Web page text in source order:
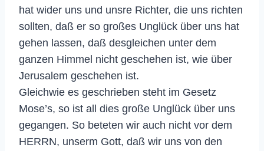
hat wider uns und unsre Richter, die uns richten
sollten, daß er so großes Unglück über uns hat
gehen lassen, daß desgleichen unter dem
ganzen Himmel nicht geschehen ist, wie über
Jerusalem geschehen ist.
Gleichwie es geschrieben steht im Gesetz
Mose’s, so ist all dies große Unglück über uns
gegangen. So beteten wir auch nicht vor dem
HERRN, unserm Gott, daß wir uns von den